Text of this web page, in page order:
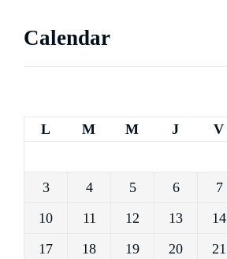
Calendar
L M M J V
3
4 5 6 7
10
11 12 13 14
17
18 19 20 21